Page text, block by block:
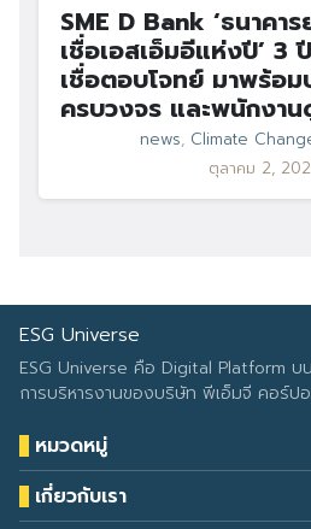
SME D Bank ‘ธนาคา
เชื่อเอสเอ็มอีแห่งปี’ 3
เชื่อตอบโจทย์ มาพร้อ
ครบวงจร และพนักงา
news, Climate
ตุลาคม 2,
ESG Universe
ESG Universe คือ Digital Platform บ
การบริหารงานของบริษัท พีเอ็มจี คอร์ป
หมวดหมู่
Health & Wellness
Eco Icon
เกี่ยวกับเรา
Our Services